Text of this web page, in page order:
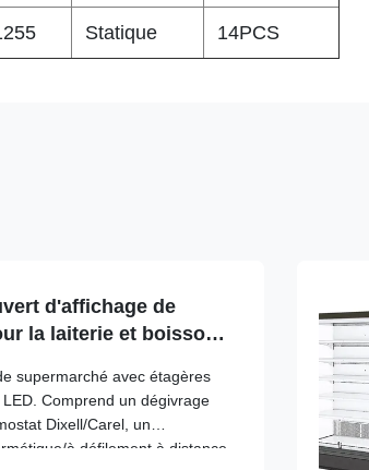
Statique 14PCS
d'affichage de
la laiterie et boissons
supermarché avec étagères
Comprend un dégivrage
Dixell/Carel, un
à défilement à distance